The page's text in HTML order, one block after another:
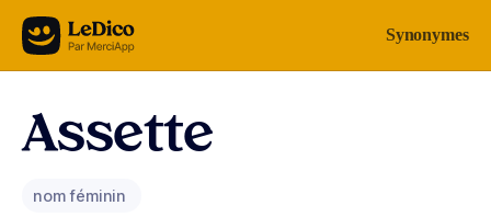
Aller au contenu Synonymes
Assette
nom féminin